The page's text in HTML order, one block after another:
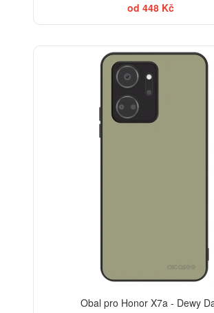
od 448 Kč
Obal pro Honor X7a - Dewy